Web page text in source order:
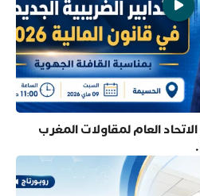
العام لمقاولات المغرب